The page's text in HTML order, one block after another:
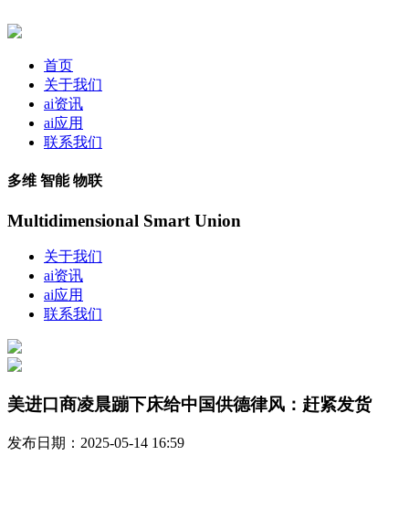
首页
关于我们
ai资讯
ai应用
联系我们
多维 智能 物联
Multidimensional Smart Union
关于我们
ai资讯
ai应用
联系我们
美进口商凌晨蹦下床给中国供德律风：赶紧发货
发布日期：2025-05-14 16:59